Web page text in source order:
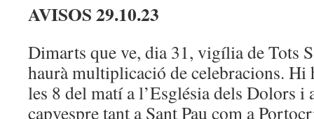
AVISOS 29.10.23
Dimarts que ve, dia 31, vigília de Tots
haurà multiplicació de celebracions. Hi
les 8 del matí a l’Església dels Dolors i
capvespre tant a Sant Pau com a